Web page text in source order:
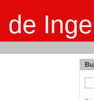
de